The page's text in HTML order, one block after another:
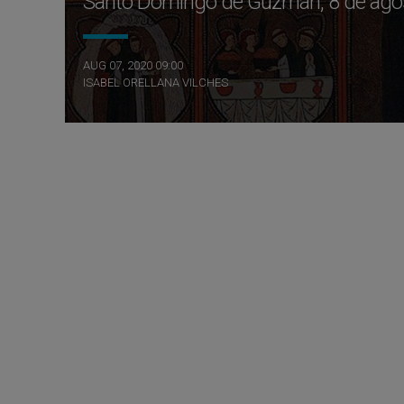
AUG 07, 2020 09:00
ISABEL ORELLANA VILCHES